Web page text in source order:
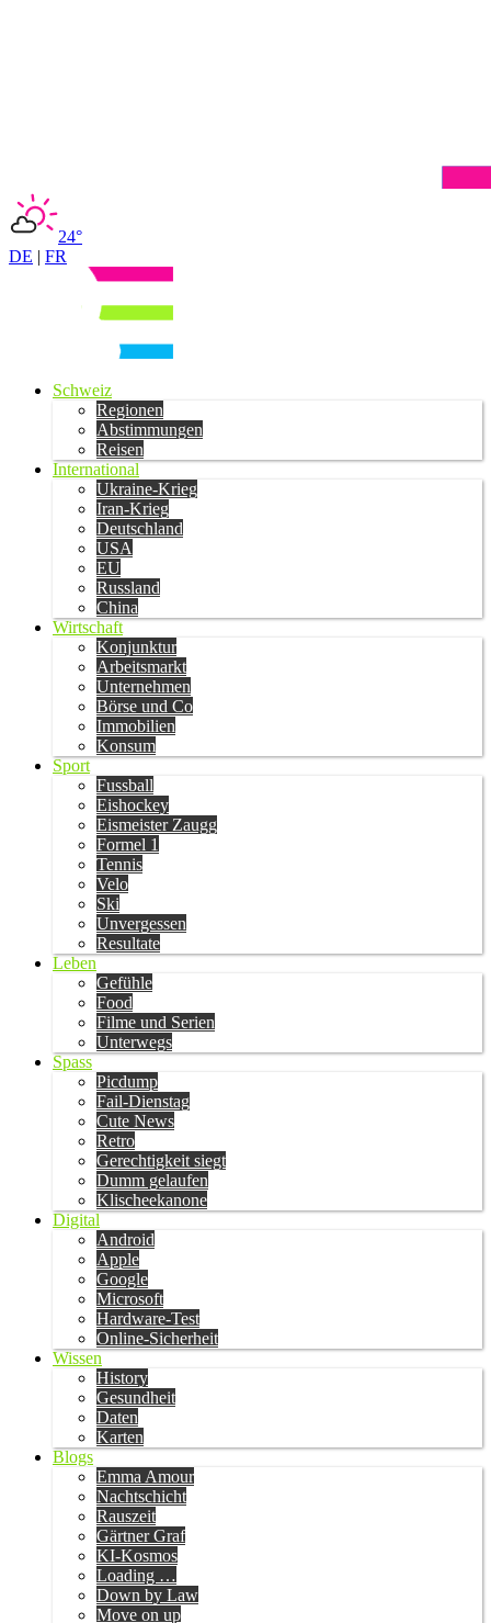
24°
DE | FR
Schweiz
Regionen
Abstimmungen
Reisen
International
Ukraine-Krieg
Iran-Krieg
Deutschland
USA
EU
Russland
China
Wirtschaft
Konjunktur
Arbeitsmarkt
Unternehmen
Börse und Co
Immobilien
Konsum
Sport
Fussball
Eishockey
Eismeister Zaugg
Formel 1
Tennis
Velo
Ski
Unvergessen
Resultate
Leben
Gefühle
Food
Filme und Serien
Unterwegs
Spass
Picdump
Fail-Dienstag
Cute News
Retro
Gerechtigkeit siegt
Dumm gelaufen
Klischeekanone
Digital
Android
Apple
Google
Microsoft
Hardware-Test
Online-Sicherheit
Wissen
History
Gesundheit
Daten
Karten
Blogs
Emma Amour
Nachtschicht
Rauszeit
Gärtner Graf
KI-Kosmos
Loading …
Down by Law
Move on up